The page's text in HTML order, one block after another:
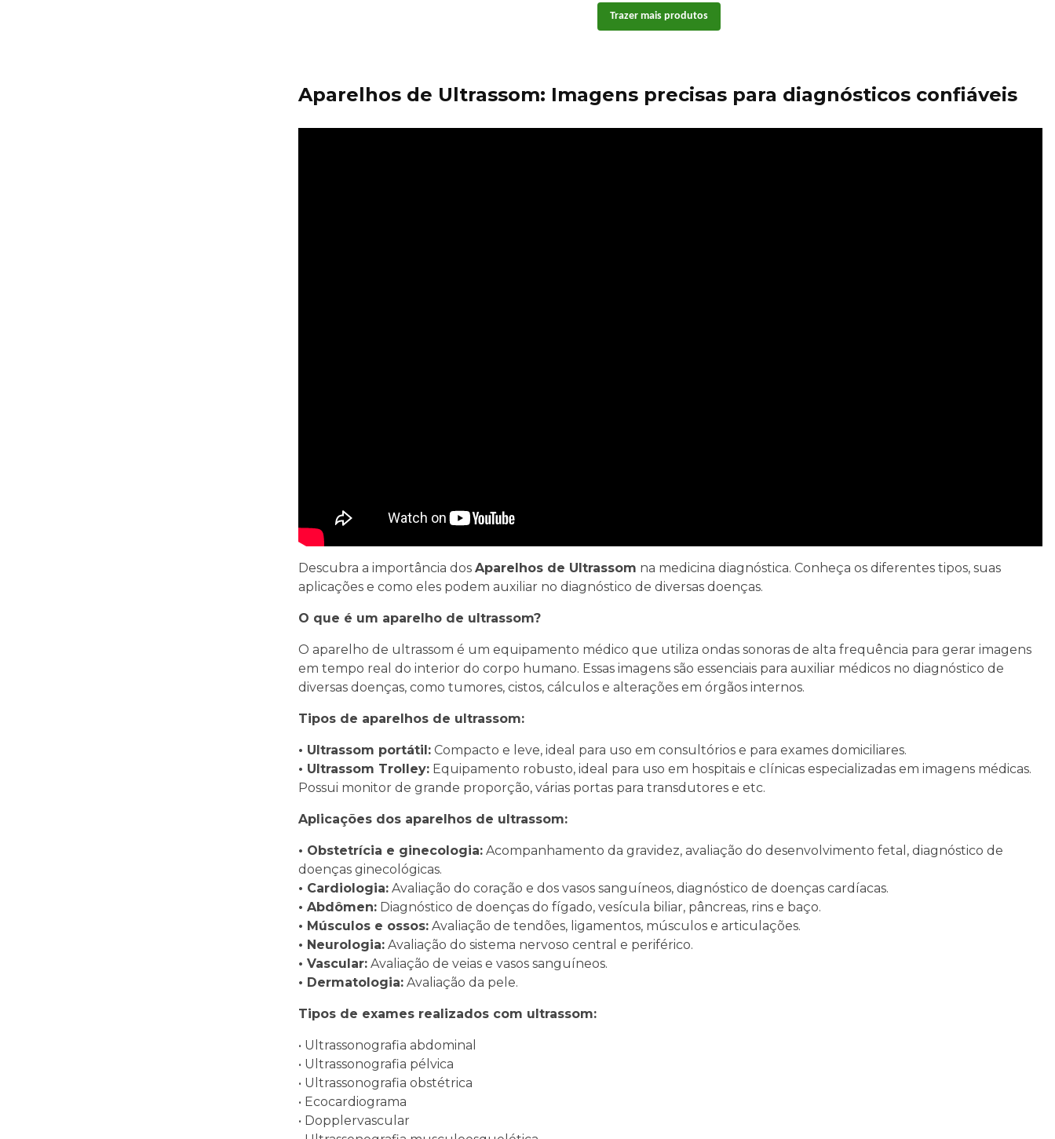
Aparelhos de Ultrassom: Imagens precisas para diagnósticos confiáveis
Descubra a importância dos Aparelhos de Ultrassom na medicina diagnóstica. Conheça os diferentes tipos, suas
aplicações e como eles podem auxiliar no diagnóstico de diversas doenças.
O que é um aparelho de ultrassom?
O aparelho de ultrassom é um equipamento médico que utiliza ondas sonoras de alta frequência para gerar imagens
em tempo real do interior do corpo humano. Essas imagens são essenciais para auxiliar médicos no diagnóstico de
diversas doenças, como tumores, cistos, cálculos e alterações em órgãos internos.
Tipos de aparelhos de ultrassom:
• Ultrassom portátil:Compacto e leve, ideal para uso em consultórios e para exames domiciliares.
• Ultrassom Trolley:Equipamento robusto, ideal para uso em hospitais e clínicas especializadas em imagens médicas.
Possui monitor de grande proporção, várias portas para transdutores e etc.
Aplicações dos aparelhos de ultrassom:
• Obstetrícia e ginecologia:Acompanhamento da gravidez, avaliação do desenvolvimento fetal, diagnóstico de
doenças ginecológicas.
• Cardiologia:Avaliação do coração e dos vasos sanguíneos, diagnóstico de doenças cardíacas.
• Abdômen:Diagnóstico de doenças do fígado, vesícula biliar, pâncreas, rins e baço.
• Músculos e ossos:Avaliação de tendões, ligamentos, músculos e articulações.
• Neurologia:Avaliação do sistema nervoso central e periférico.
• Vascular:Avaliação de veias e vasos sanguíneos.
• Dermatologia:Avaliação da pele.
Tipos de exames realizados com ultrassom:
• Ultrassonografia abdominal
• Ultrassonografia pélvica
• Ultrassonografia obstétrica
• Ecocardiograma
• Dopplervascular